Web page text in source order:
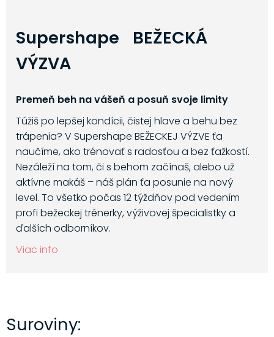
Supershape BEŽECKÁ
VÝZVA
Premeň beh na vášeň a posuň svoje limity
Túžiš po lepšej kondícii, čistej hlave a behu bez
trápenia? V Supershape BEŽECKEJ VÝZVE ťa
naučíme, ako trénovať s radosťou a bez ťažkostí.
Nezáleží na tom, či s behom začínaš, alebo už
aktívne makáš – náš plán ťa posunie na nový
level. To všetko počas 12 týždňov pod vedením
profi bežeckej trénerky, výživovej špecialistky a
ďalších odborníkov.
Viac info
Suroviny: